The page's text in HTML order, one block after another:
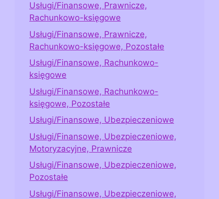
Usługi/Finansowe, Prawnicze,
Rachunkowo-księgowe
Usługi/Finansowe, Prawnicze,
Rachunkowo-księgowe, Pozostałe
Usługi/Finansowe, Rachunkowo-
księgowe
Usługi/Finansowe, Rachunkowo-
księgowe, Pozostałe
Usługi/Finansowe, Ubezpieczeniowe
Usługi/Finansowe, Ubezpieczeniowe,
Motoryzacyjne, Prawnicze
Usługi/Finansowe, Ubezpieczeniowe,
Pozostałe
Usługi/Finansowe, Ubezpieczeniowe,